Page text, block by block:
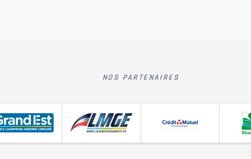
NOS PARTENAIRES